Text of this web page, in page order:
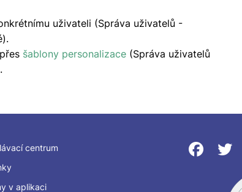
uživateli (Správa uživatelů -
šablony personalizace (Správa uživatelů
centrum
v aplikaci